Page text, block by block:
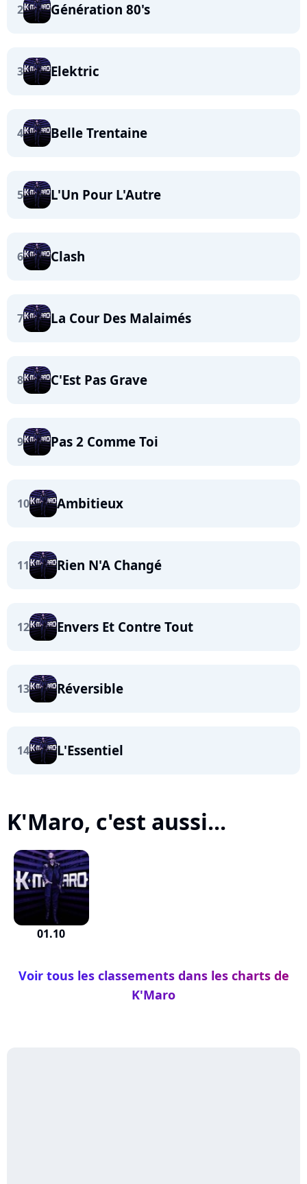
2 Génération 80's
3 Elektric
4 Belle Trentaine
5 L'Un Pour L'Autre
6 Clash
7 La Cour Des Malaimés
8 C'Est Pas Grave
9 Pas 2 Comme Toi
10 Ambitieux
11 Rien N'A Changé
12 Envers Et Contre Tout
13 Réversible
14 L'Essentiel
K'Maro, c'est aussi...
01.10
Voir tous les classements dans les charts de
K'Maro